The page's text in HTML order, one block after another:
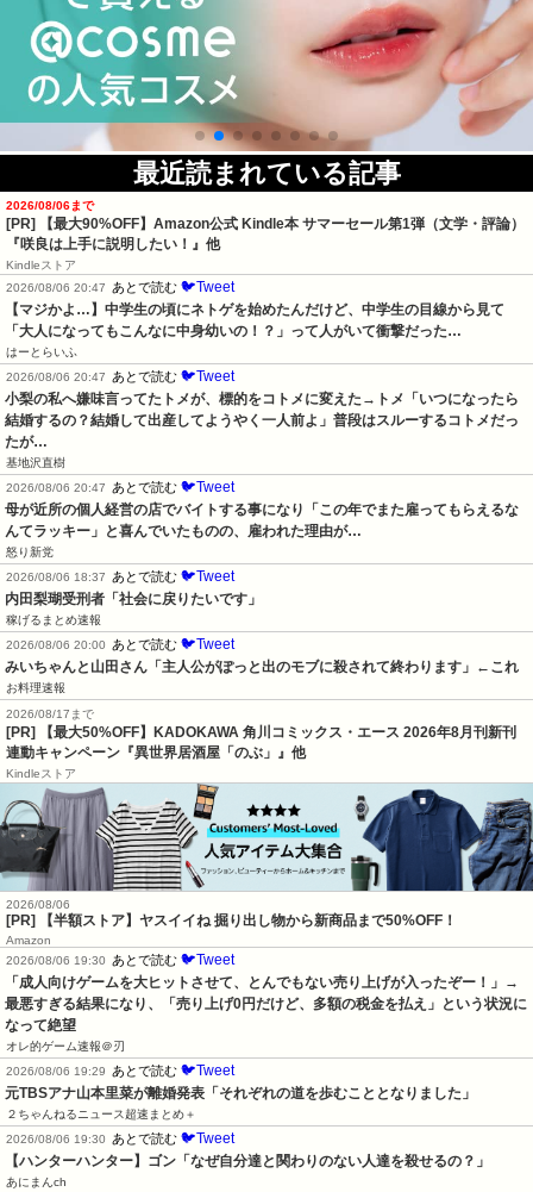
最近読まれている記事
2026/08/06まで
[PR]
【最大90%OFF】Amazon公式 Kindle本 サマーセール第1弾（文学・評論）
『咲良は上手に説明したい！』他
Kindleストア
2026/08/06 20:47 あとで読む 🐦Tweet
【マジかよ…】中学生の頃にネトゲを始めたんだけど、中学生の目線から見て
「大人になってもこんなに中身幼いの！？」って人がいて衝撃だった…
はーとらいふ
2026/08/06 20:47 あとで読む 🐦Tweet
小梨の私へ嫌味言ってたトメが、標的をコトメに変えた→トメ「いつになったら
結婚するの？結婚して出産してようやく一人前よ」普段はスルーするコトメだっ
たが…
基地沢直樹
2026/08/06 20:47 あとで読む 🐦Tweet
母が近所の個人経営の店でバイトする事になり「この年でまた雇ってもらえるな
んてラッキー」と喜んでいたものの、雇われた理由が…
怒り新党
2026/08/06 18:37 あとで読む 🐦Tweet
内田梨瑚受刑者「社会に戻りたいです」
稼げるまとめ速報
2026/08/06 20:00 あとで読む 🐦Tweet
みいちゃんと山田さん「主人公がぽっと出のモブに殺されて終わります」←これ
お料理速報
2026/08/17まで
[PR] 【最大50%OFF】KADOKAWA 角川コミックス・エース 2026年8月刊新刊
連動キャンペーン『異世界居酒屋「のぶ」』他
Kindleストア
2026/08/06
[PR] 【半額ストア】ヤスイイね 掘り出し物から新商品まで50%OFF！
Amazon
2026/08/06 19:30
あとで読む 🐦Tweet
「成人向けゲームを大ヒットさせて、とんでもない売り上げが入ったぞー！」→
最悪すぎる結果になり、「売り上げ0円だけど、多額の税金を払え」という状況に
なって絶望
オレ的ゲーム速報＠刃
2026/08/06 19:29
あとで読む 🐦Tweet
元TBSアナ山本里菜が離婚発表「それぞれの道を歩むこととなりました」
２ちゃんねるニュース超速まとめ＋
2026/08/06 19:30
あとで読む 🐦Tweet
【ハンターハンター】ゴン「なぜ自分達と関わりのない人達を殺せるの？」
あにまんch